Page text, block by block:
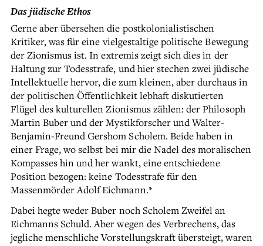
Das jüdische Ethos
Gerne aber übersehen die postkolonialistischen
Kritiker, was für eine vielgestaltige politische Bewegung
der Zionismus ist. In extremis zeigt sich dies in der
Haltung zur Todesstrafe, und hier stechen zwei jüdische
Intellektuelle hervor, die zum kleinen, aber durchaus in
der politischen Öffentlichkeit lebhaft diskutierten
Flügel des kulturellen Zionismus zählen: der Philosoph
Martin Buber und der Mystikforscher und Walter-
Benjamin-Freund Gershom Scholem. Beide haben in
einer Frage, wo selbst bei mir die Nadel des moralischen
Kompasses hin und her wankt, eine entschiedene
Position bezogen: keine Todesstrafe für den
Massenmörder Adolf Eichmann.*
Dabei hegte weder Buber noch Scholem Zweifel an
Eichmanns Schuld. Aber wegen des Verbrechens, das
jegliche menschliche Vorstellungskraft übersteigt, waren